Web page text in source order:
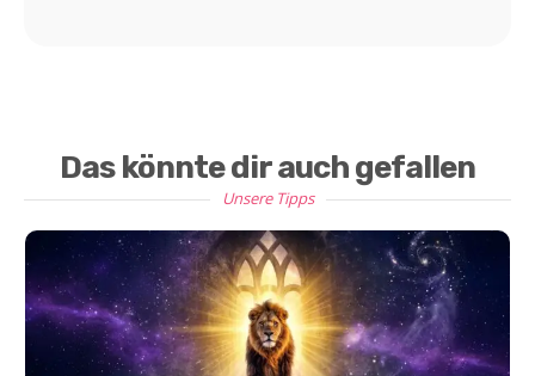
Das könnte dir auch gefallen
Unsere Tipps